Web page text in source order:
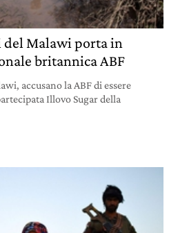
Malawi porta in
britannica ABF
accusano la ABF di essere
Illovo Sugar della